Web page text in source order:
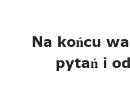
Na końcu
pytań i